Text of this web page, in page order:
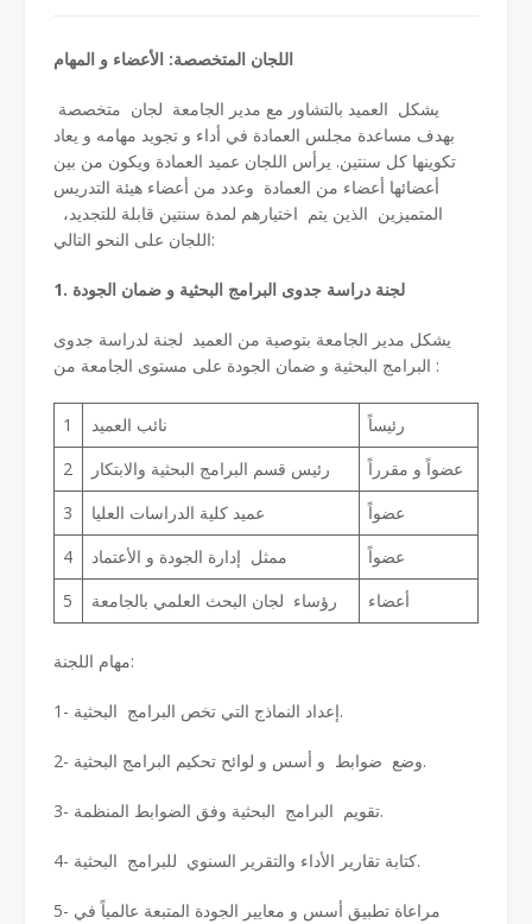
يشكل العميد بالتشاور مع مدير الجامعة لجان متخصصة
بهدف مساعدة مجلس العمادة في أداء و تجويد مهامه و يعاد
تكوينها كل سنتين. يرأس اللجان عميد العمادة ويكون من بين
أعضائها أعضاء من العمادة وعدد من أعضاء هيئة التدريس
المتميزين الذين يتم اختيارهم لمدة سنتين قابلة للتجديد،
اللجان على النحو التالي:
1. لجنة دراسة جدوى البرامج البحثية و ضمان الجودة
يشكل مدير الجامعة بتوصية من العميد لجنة لدراسة جدوى
البرامج البحثية و ضمان الجودة على مستوى الجامعة من:
1 نائب العميد
رئيساً
2
رئيس قسم البرامج البحثية والابتكار
عضواً و مقرراً
3
عميد كلية الدراسات العليا
عضواً
4
ممثل إدارة الجودة و الأعتماد
عضواً
5
رؤساء لجان البحث العلمي بالجامعة أعضاء
مهام اللجنة:
1- إعداد النماذج التي تخص البرامج البحثية.
2- وضع ضوابط و أسس و لوائح تحكيم البرامج البحثية.
3- تقويم البرامج البحثية وفق الضوابط المنظمة.
4- كتابة تقارير الأداء والتقرير السنوي للبرامج البحثية.
5- مراعاة تطبيق أسس و معايير الجودة المتبعة عالمياً في